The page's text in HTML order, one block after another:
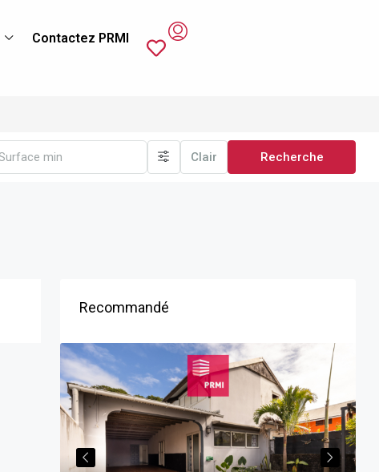
Contactez PRMI
Clair Recherche
Recommandé